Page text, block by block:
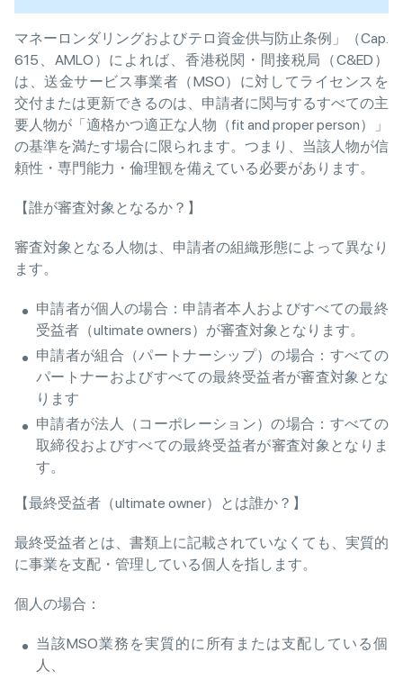
マネーロンダリングおよびテロ資金供与防止条例」（Cap.
615、AMLO）によれば、香港税関・間接税局（C&ED）
は、送金サービス事業者（MSO）に対してライセンスを
交付または更新できるのは、申請者に関与するすべての主
要人物が「適格かつ適正な人物（fit and proper person）」
の基準を満たす場合に限られます。つまり、当該人物が信
頼性・専門能力・倫理観を備えている必要があります。
【誰が審査対象となるか？】
審査対象となる人物は、申請者の組織形態によって異なり
ます。
申請者が個人の場合：申請者本人およびすべての最終
受益者（ultimate owners）が審査対象となります。
申請者が組合（パートナーシップ）の場合：すべての
パートナーおよびすべての最終受益者が審査対象とな
ります
申請者が法人（コーポレーション）の場合：すべての
取締役およびすべての最終受益者が審査対象となりま
す。
【最終受益者（ultimate owner）とは誰か？】
最終受益者とは、書類上に記載されていなくても、実質的
に事業を支配・管理している個人を指します。
個人の場合：
当該MSO業務を実質的に所有または支配している個
人、